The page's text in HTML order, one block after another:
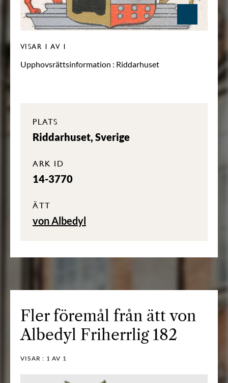
VISAR 1 AV 1
Upphovsrättsinformation : Riddarhuset
PLATS
Riddarhuset, Sverige
ARK ID
14-3770
ÄTT
von Albedyl
Fler föremål från ätt von
Albedyl Friherrlig 182
VISAR : 1 AV 1